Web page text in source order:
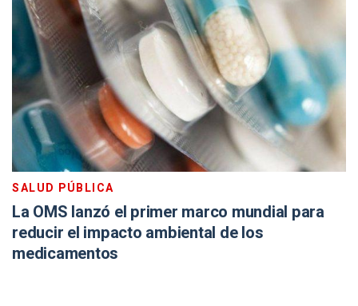
SALUD PÚBLICA
La OMS lanzó el primer marco mundial para
reducir el impacto ambiental de los
medicamentos